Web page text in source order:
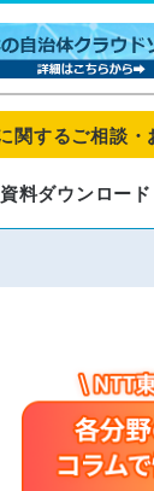
資料ダウンロード
関するご相談・